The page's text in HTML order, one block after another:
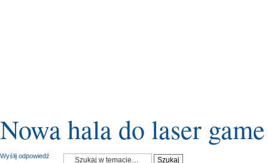
Nowa hala do laser
Wyślij odpowiedź